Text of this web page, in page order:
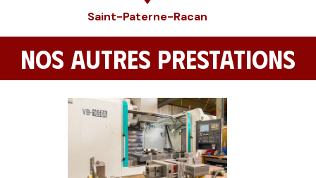
Saint-Paterne-Racan
NOS AUTRES PRESTATIONS